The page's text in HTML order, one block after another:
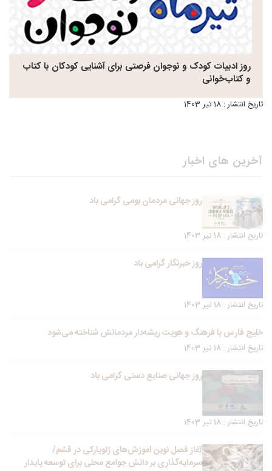
روز ادبیات کودک و نوجوان فرصتی برای آشنایی کودکان با کتاب
و کتاب‌خوانی
تاریخ انتشار : 18 تیر 1403
آخرین های اخبار
روز جهانی مردمان بومی گرامی باد
تاریخ انتشار : 18 تیر 1403
روز خبرنگار گرامی باد
تاریخ انتشار : 18 تیر 1403
خلیج فارس با فرهنگ و هویت ریشه‌دار مردمانش شناخته می‌شود
تاریخ انتشار : 18 تیر 1403
روز جهانی صنایع دستی گرامی باد
تاریخ انتشار : 18 تیر 1403
آغاز فصل نوین آموزش‌های ژئوپارکی در قشم/
سرمایه‌گذاری بر دانش جوامع محلی برای توسعه پایدار